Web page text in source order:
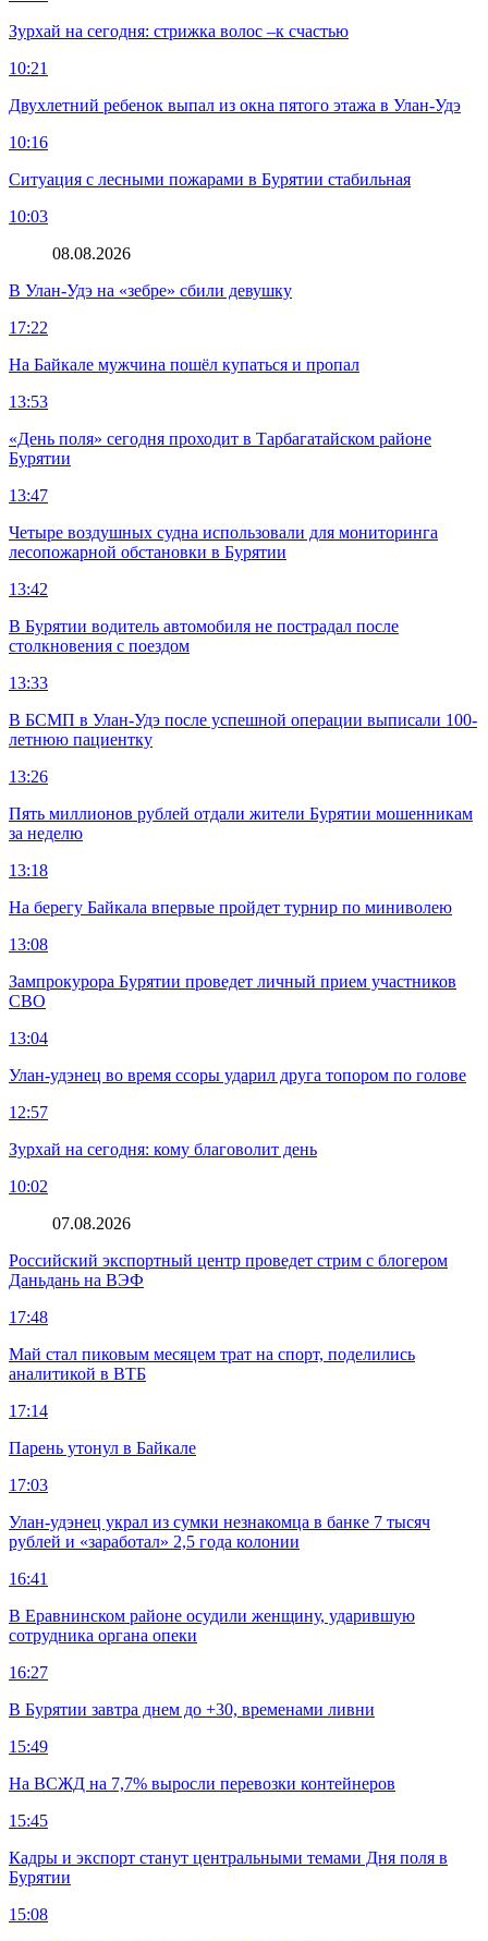
Зурхай на сегодня: стрижка волос –к счастью
10:21
Двухлетний ребенок выпал из окна пятого этажа в Улан-Удэ
10:16
Ситуация с лесными пожарами в Бурятии стабильная
10:03
08.08.2026
В Улан-Удэ на «зебре» сбили девушку
17:22
На Байкале мужчина пошёл купаться и пропал
13:53
«День поля» сегодня проходит в Тарбагатайском районе
Бурятии
13:47
Четыре воздушных судна использовали для мониторинга
лесопожарной обстановки в Бурятии
13:42
В Бурятии водитель автомобиля не пострадал после
столкновения с поездом
13:33
В БСМП в Улан-Удэ после успешной операции выписали 100-
летнюю пациентку
13:26
Пять миллионов рублей отдали жители Бурятии мошенникам
за неделю
13:18
На берегу Байкала впервые пройдет турнир по миниволею
13:08
Зампрокурора Бурятии проведет личный прием участников
СВО
13:04
Улан-удэнец во время ссоры ударил друга топором по голове
12:57
Зурхай на сегодня: кому благоволит день
10:02
07.08.2026
Российский экспортный центр проведет стрим с блогером
Даньдань на ВЭФ
17:48
Май стал пиковым месяцем трат на спорт, поделились
аналитикой в ВТБ
17:14
Парень утонул в Байкале
17:03
Улан-удэнец украл из сумки незнакомца в банке 7 тысяч
рублей и «заработал» 2,5 года колонии
16:41
В Еравнинском районе осудили женщину, ударившую
сотрудника органа опеки
16:27
В Бурятии завтра днем до +30, временами ливни
15:49
На ВСЖД на 7,7% выросли перевозки контейнеров
15:45
Кадры и экспорт станут центральными темами Дня поля в
Бурятии
15:08